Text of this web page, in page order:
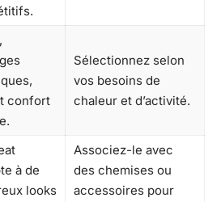
confort
Sélectionnez selon
vos besoins de
chaleur et d’activité.
à de
looks
Associez-le avec
des chemises ou
accessoires pour